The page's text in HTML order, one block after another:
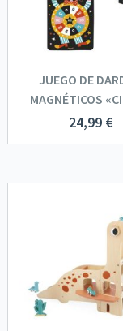
JUEGO DE
MAGNÉTICOS
24,99 €